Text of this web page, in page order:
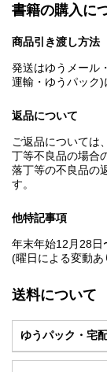
書籍の購入に
商品引き渡し方法
発送はゆうメール
運輸・ゆうパック)
返品について
ご返品については
丁等不良品の場合
落丁等の不良品の
す。
他特記事項
年末年始12月28日
(曜日による変動あ
送料について
ゆうパック・宅